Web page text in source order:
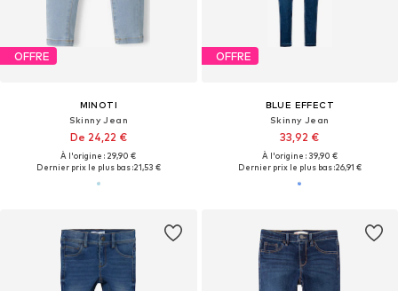
OFFRE
MINOTI
Skinny Jean
De 24,22 €
À l'origine : 29,90 €
Dernier prix le plus bas :21,53 €
OFFRE
BLUE EFFECT
Skinny Jean
33,92 €
À l'origine : 39,90 €
Dernier prix le plus bas :26,91 €